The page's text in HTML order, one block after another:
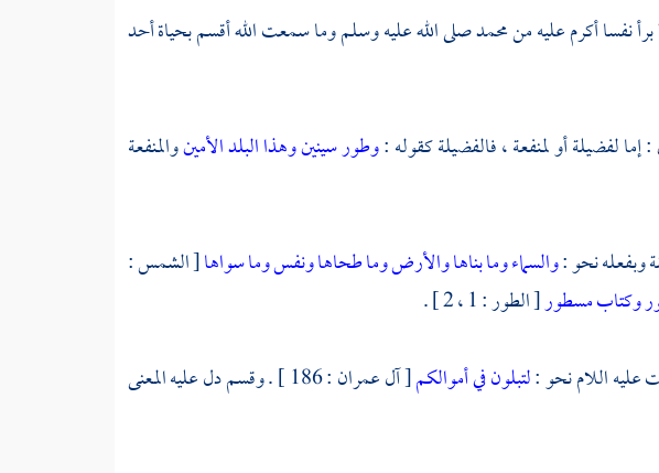
نفسا أكرم عليه منمحمدصلى الله عليه وسلم وما سمعت الله أقسم بحياة أحد
لفضيلة أو لمنفعة ، فالفضيلة كقوله :وطور سينينوهذا البلد الأمينوالمنفعة
وبفعله نحو :والسماء وما بناهاوالأرض وما طحاهاونفس وما سواها[ الشمس :
وكتاب مسطور[ الطور : 1 ، 2 ] .
عليه اللام نحو :لتبلون في أموالكم
[ آل عمران : 186 ] . وقسم دل عليه المعنى